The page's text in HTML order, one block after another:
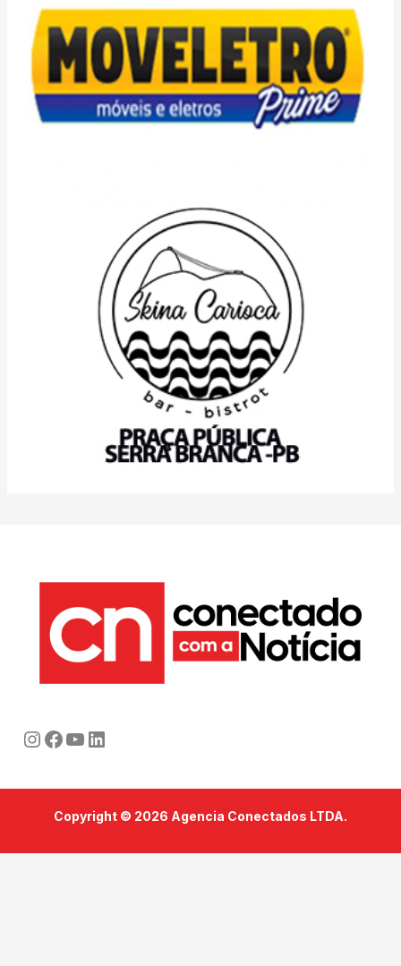
Instagram
Facebook
Youtube
LinkedIn
Copyright © 2026 Agencia Conectados LTDA.